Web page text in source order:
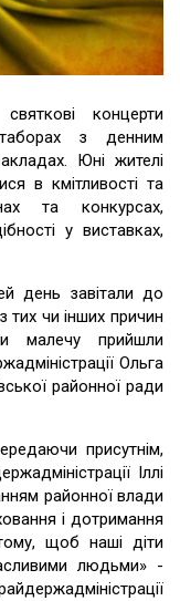
концерти
з денним
Юні жителі
в кмітливості та
та конкурсах,
у виставках,
день завітали до
тих чи інших причин
малечу прийшли
Ольга
районної ради
присутнім,
Іллі
районної влади
і дотримання
щоб наші діти
людьми» -